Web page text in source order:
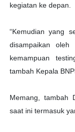
kegiatan ke depan.
“Kemudian yang
disampaikan oleh
kemampuan
tambah Kepala
Memang, tambah
saat ini termasuk